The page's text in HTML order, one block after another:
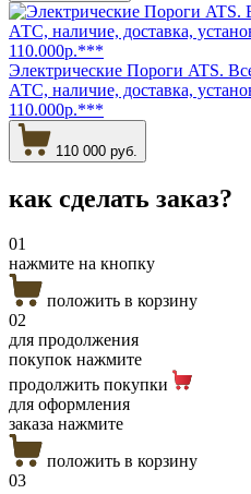
Электрические Пороги ATS.
АТС, наличие, доставка,
110.000р.***
110 000 руб.
как сделать заказ?
01
нажмите на кнопку
положить в корзину
02
для продолжения
покупок нажмите
продолжить покупки
для оформления
заказа нажмите
положить в корзину
03